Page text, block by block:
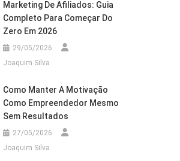
Marketing De Afiliados: Guia
Completo Para Começar Do
Zero Em 2026
29/05/2026
Joaquim Silva
Como Manter A Motivação
Como Empreendedor Mesmo
Sem Resultados
27/05/2026
Joaquim Silva